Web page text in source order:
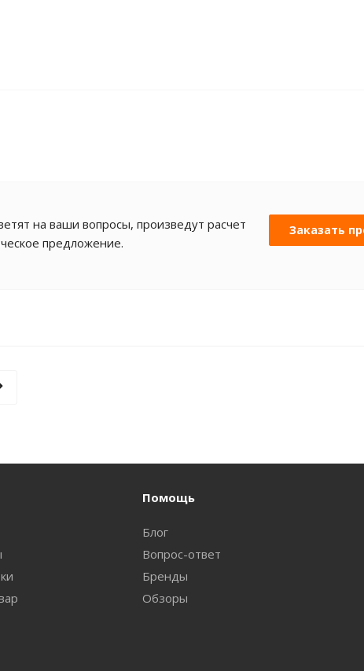
на ваши вопросы, произведут расчет
предложение.
Заказать
Помощь
Блог
Вопрос-ответ
Бренды
Обзоры